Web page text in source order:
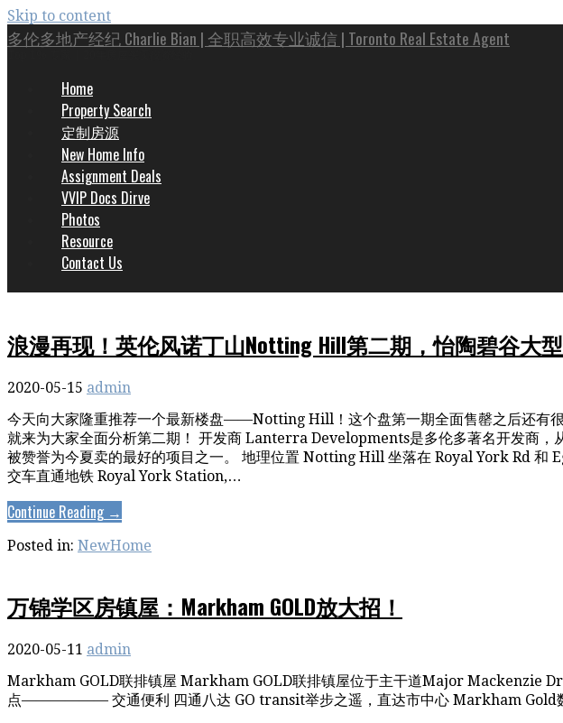
Skip to content
多伦多地产经纪 Charlie Bian | 全职高效专业诚信 | Toronto Real Estate Agent
Home
Property Search
定制房源
New Home Info
Assignment Deals
VVIP Docs Dirve
Photos
Resource
Contact Us
浪漫再现！英伦风诺丁山Notting Hill第二期，怡陶碧谷大
2020-05-15 admin
今天向大家隆重推荐一个最新楼盘——Notting Hill！这个盘第一期全面售罄之后还有
就来为大家全面分析第二期！ 开发商 Lanterra Developments是多伦多著名开发商
被赞誉为今夏卖的最好的项目之一。 地理位置 Notting Hill 坐落在 Royal York Rd 和
交车直通地铁 Royal York Station,…
Continue Reading →
Posted in: NewHome
万锦学区房镇屋：Markham GOLD放大招！
2020-05-11 admin
Markham GOLD联排镇屋 Markham GOLD联排镇屋位于主干道Major
点—————— 交通便利 四通八达 GO transit举步之遥，直达市中心 Markham Gold